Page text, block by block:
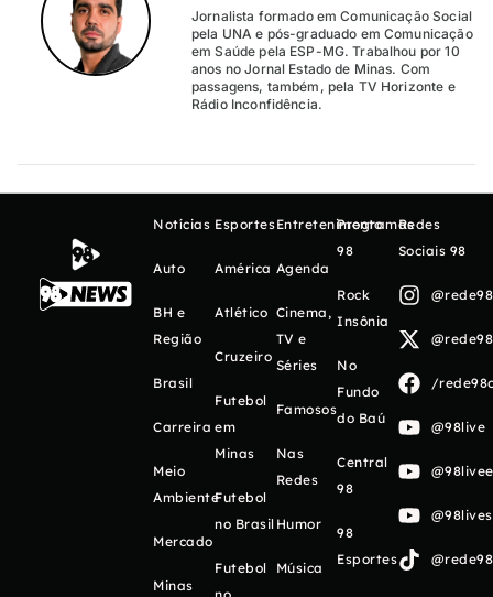
Jornalista formado em Comunicação Social
pela UNA e pós-graduado em Comunicação
em Saúde pela ESP-MG. Trabalhou por 10
anos no Jornal Estado de Minas. Com
passagens, também, pela TV Horizonte e
Rádio Inconfidência.
Notícias
Auto
BH e
Região
Brasil
Carreira
Meio
Ambiente
Mercado
Minas
Esportes
América
Atlético
Cruzeiro
Futebol
em
Minas
Futebol
no Brasil
Futebol
Entretenimento
Agenda
Cinema,
TV e
Séries
Famosos
Nas
Redes
Humor
Música
Programas
98
Rock
Insônia
No
Fundo
do Baú
Central
98
98
Esportes
Redes
Sociais 98
/
@98live